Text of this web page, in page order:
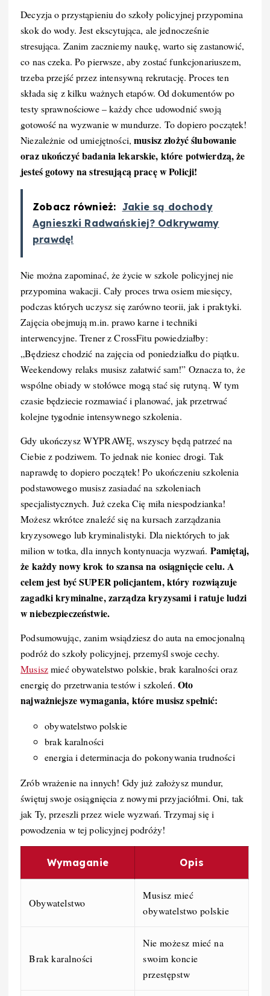
Decyzja o przystąpieniu do szkoły policyjnej przypomina
skok do wody. Jest ekscytująca, ale jednocześnie
stresująca. Zanim zaczniemy naukę, warto się zastanowić,
co nas czeka. Po pierwsze, aby zostać funkcjonariuszem,
trzeba przejść przez intensywną rekrutację. Proces ten
składa się z kilku ważnych etapów. Od dokumentów po
testy sprawnościowe – każdy chce udowodnić swoją
gotowość na wyzwanie w mundurze. To dopiero początek!
Niezależnie od umiejętności,musisz złożyć ślubowanie
oraz ukończyć badania lekarskie, które potwierdzą, że
jesteś gotowy na stresującą pracę w Policji!
Zobacz również: Jakie są dochody
Agnieszki Radwańskiej? Odkrywamy
prawdę!
Nie można zapominać, że życie w szkole policyjnej nie
przypomina wakacji. Cały proces trwa osiem miesięcy,
podczas których uczysz się zarówno teorii, jak i praktyki.
Zajęcia obejmują m.in. prawo karne i techniki
interwencyjne. Trener z CrossFitu powiedziałby:
„Będziesz chodzić na zajęcia od poniedziałku do piątku.
Weekendowy relaks musisz załatwić sam!” Oznacza to, że
wspólne obiady w stołówce mogą stać się rutyną. W tym
czasie będziecie rozmawiać i planować, jak przetrwać
kolejne tygodnie intensywnego szkolenia.
Gdy ukończysz WYPRAWĘ, wszyscy będą patrzeć na
Ciebie z podziwem. To jednak nie koniec drogi. Tak
naprawdę to dopiero początek! Po ukończeniu szkolenia
podstawowego musisz zasiadać na szkoleniach
specjalistycznych. Już czeka Cię miła niespodzianka!
Możesz wkrótce znaleźć się na kursach zarządzania
kryzysowego lub kryminalistyki. Dla niektórych to jak
milion w totka, dla innych kontynuacja wyzwań. Pamiętaj,
że każdy nowy krok to szansa na osiągnięcie celu. A
celem jest być SUPER policjantem, który rozwiązuje
zagadki kryminalne, zarządza kryzysami i ratuje ludzi
w niebezpieczeństwie.
Podsumowując, zanim wsiądziesz do auta na emocjonalną
podróż do szkoły policyjnej, przemyśl swoje cechy.
Musiszmieć obywatelstwo polskie, brak karalności oraz
energię do przetrwania testów i szkoleń. Oto
najważniejsze wymagania, które musisz spełnić:
obywatelstwo polskie
brak karalności
energia i determinacja do pokonywania trudności
Zrób wrażenie na innych! Gdy już założysz mundur,
świętuj swoje osiągnięcia z nowymi przyjaciółmi. Oni, tak
jak Ty, przeszli przez wiele wyzwań. Trzymaj się i
powodzenia w tej policyjnej podróży!
Wymaganie Opis
Obywatelstwo
Musisz mieć
obywatelstwo polskie
Brak karalności
Nie możesz mieć na
swoim koncie
przestępstw